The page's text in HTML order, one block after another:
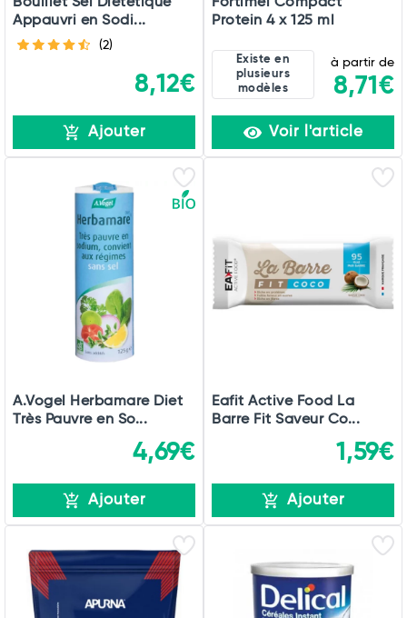
Appauvri en Sodi...
(2)
8,12€
Ajouter
Protein 4 x 125 ml
Existe en
plusieurs
modèles
à partir de
8,71€
Voir l'article
A.Vogel Herbamare Diet
Très Pauvre en So...
4,69€
Ajouter
Eafit Active Food La
Barre Fit Saveur Co...
1,59€
Ajouter